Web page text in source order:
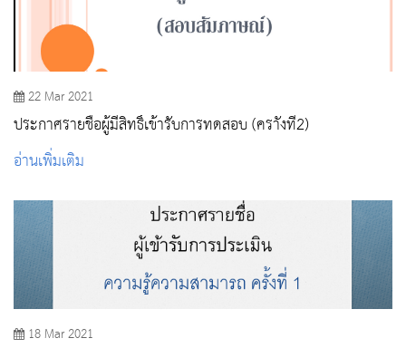
22 Mar 2021
ประกาศรายชื่อผู้มีสิทธิ์เข้ารับการทดสอบ (คราั้งที่2)
อ่านเพิ่มเติม
18 Mar 2021